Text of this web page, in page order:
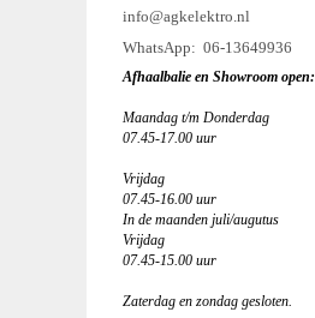
info@agkelektro.nl
WhatsApp: 06-13649936
Afhaalbalie en Showroom open:
Maandag t/m Donderdag
07.45-17.00 uur
Vrijdag
07.45-16.00 uur
In de maanden juli/augutus
Vrijdag
07.45-15.00 uur
Zaterdag en zondag gesloten.